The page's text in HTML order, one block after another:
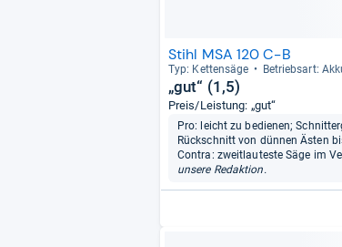
Stihl MSA 120 C-B
Typ: Ket­ten­säge Betriebs­art:
„gut“ (1,5)
Preis/Leistung: „gut“
Pro: leicht zu bedienen;
Rückschnitt von dünnen Ästen
Contra: zweitlauteste Säge im
unsere Redaktion.